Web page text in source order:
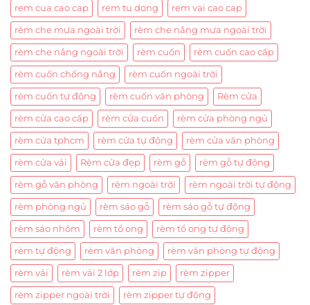
rem cua cao cap rem tu dong rem vai cao cap
rèm che mưa ngoài trời rèm che nắng mưa ngoài trời
rèm che nắng ngoài trời rèm cuốn rèm cuốn cao cấp
rèm cuốn chống nắng rèm cuốn ngoài trời
rèm cuốn tự động rèm cuốn văn phòng Rèm cửa
rèm cửa cao cấp rèm cửa cuốn rèm cửa phòng ngủ
rèm cửa tphcm rèm cửa tự động rèm cửa văn phòng
rèm cửa vải Rèm cửa đẹp rèm gỗ rèm gỗ tự động
rèm gỗ văn phòng rèm ngoài trời rèm ngoài trời tự động
rèm phòng ngủ rèm sáo gỗ rèm sáo gỗ tự động
rèm sáo nhôm rèm tổ ong rèm tổ ong tự động
rèm tự động rèm văn phòng rèm văn phòng tự động
rèm vải rèm vải 2 lớp rèm zip rèm zipper
rèm zipper ngoài trời rèm zipper tự động